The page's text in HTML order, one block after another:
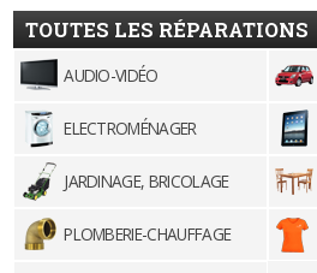
TOUTES LES RÉPARATIONS
AUDIO-VIDÉO
ELECTROMÉNAGER
JARDINAGE, BRICOLAGE
PLOMBERIE-CHAUFFAGE